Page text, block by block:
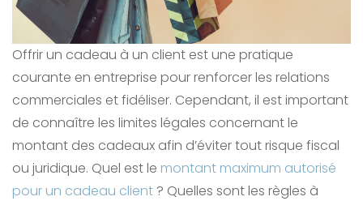
Offrir un cadeau à un client est une pratique
courante en entreprise pour renforcer les relations
commerciales et fidéliser. Cependant, il est important
de connaître les limites légales concernant le
montant des cadeaux afin d’éviter tout risque fiscal
ou juridique. Quel est le montant maximum autorisé
pour un cadeau client ? Quelles sont les règles à